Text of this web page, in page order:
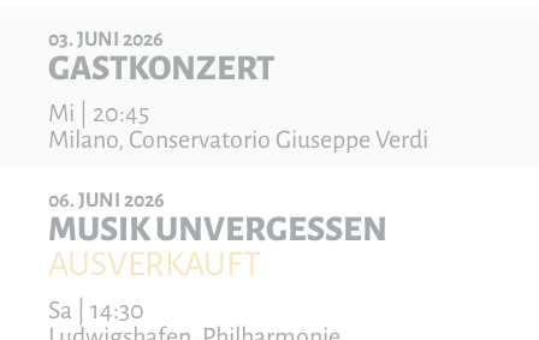
03 JUNI 2026
GASTKONZERT
Mi | 20:45
Milano, Conservatorio Giuseppe Verdi
06 JUNI 2026
MUSIK UNVERGESSEN
AUSVERKAUFT
Sa | 14:30